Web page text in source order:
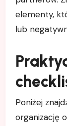
elementy,
lub
Poniżej
organizację